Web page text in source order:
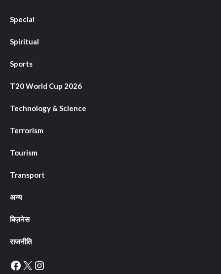
Special
Spiritual
Sports
T20 World Cup 2026
Technology & Science
Terrorism
Tourism
Transport
अन्य
बिज़नेस
राजनीति
Facebook
X Instagram